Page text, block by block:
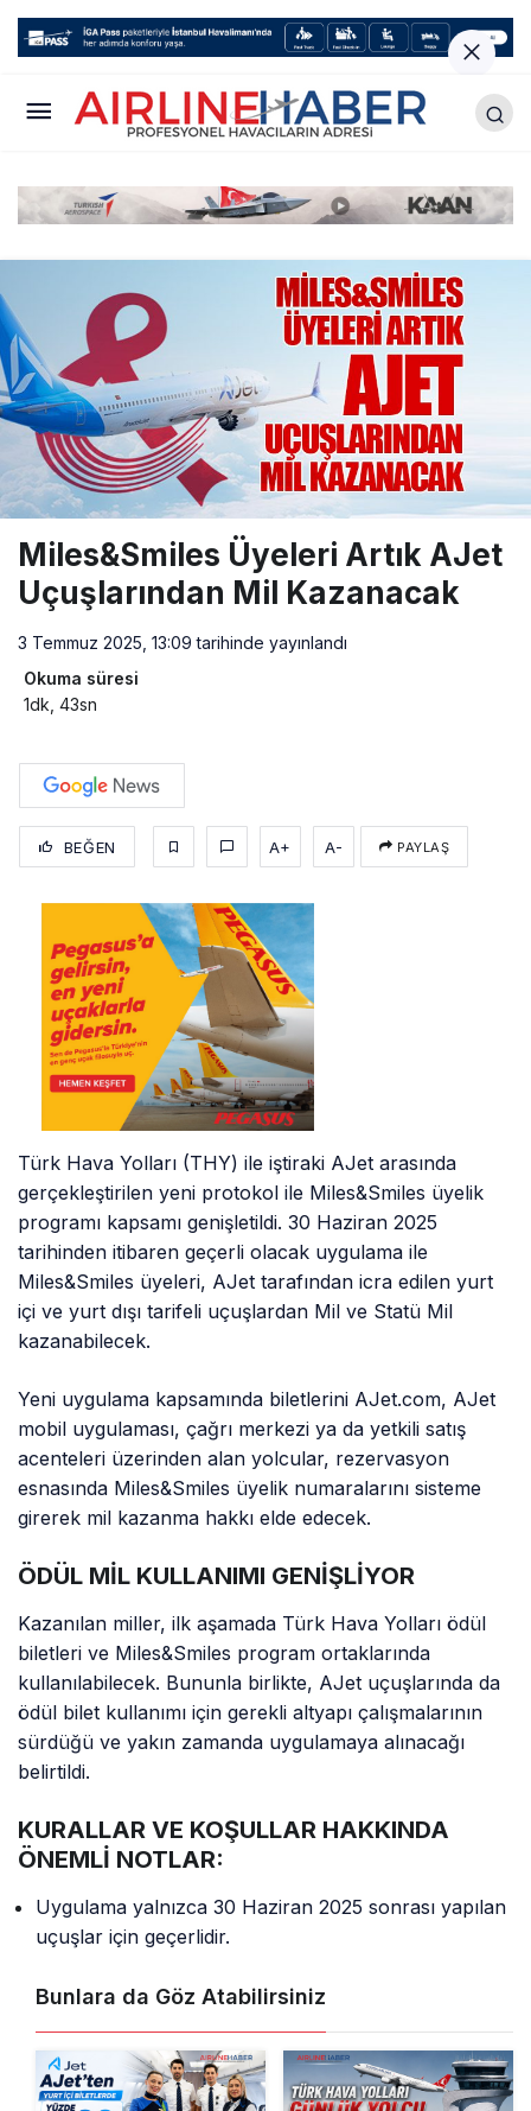
Miles&Smiles Üyeleri Artık AJet
Uçuşlarından Mil Kazanacak
3 Temmuz 2025, 13:09 tarihinde yayınlandı
Okuma süresi
1dk, 43sn
BEĞEN A+ A- PAYLAŞ
Türk Hava Yolları (THY) ile iştiraki AJet arasında
gerçekleştirilen yeni protokol ile Miles&Smiles üyelik
programı kapsamı genişletildi. 30 Haziran 2025
tarihinden itibaren geçerli olacak uygulama ile
Miles&Smiles üyeleri, AJet tarafından icra edilen yurt
içi ve yurt dışı tarifeli uçuşlardan Mil ve Statü Mil
kazanabilecek.
Yeni uygulama kapsamında biletlerini AJet.com, AJet
mobil uygulaması, çağrı merkezi ya da yetkili satış
acenteleri üzerinden alan yolcular, rezervasyon
esnasında Miles&Smiles üyelik numaralarını sisteme
girerek mil kazanma hakkı elde edecek.
ÖDÜL MİL KULLANIMI GENİŞLİYOR
Kazanılan miller, ilk aşamada Türk Hava Yolları ödül
biletleri ve Miles&Smiles program ortaklarında
kullanılabilecek. Bununla birlikte, AJet uçuşlarında da
ödül bilet kullanımı için gerekli altyapı çalışmalarının
sürdüğü ve yakın zamanda uygulamaya alınacağı
belirtildi.
KURALLAR VE KOŞULLAR HAKKINDA
ÖNEMLİ NOTLAR:
Uygulama yalnızca 30 Haziran 2025 sonrası yapılan
uçuşlar için geçerlidir.
Bunlara da Göz Atabilirsiniz